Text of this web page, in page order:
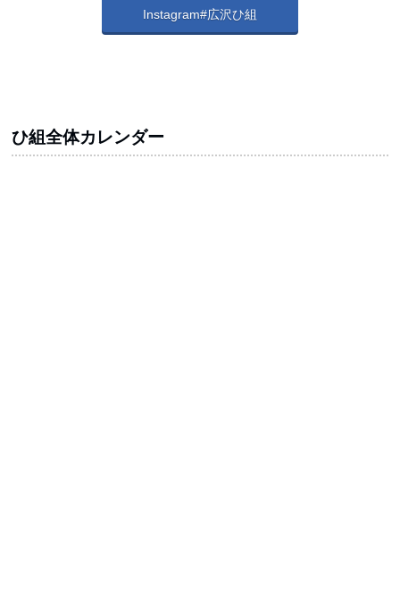
Instagram#広沢ひ組
ひ組全体カレンダー